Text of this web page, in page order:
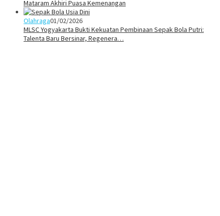
Mataram Akhiri Puasa Kemenangan
Olahraga01/02/2026
MLSC Yogyakarta Bukti Kekuatan Pembinaan Sepak Bola Putri:
Talenta Baru Bersinar, Regenera…